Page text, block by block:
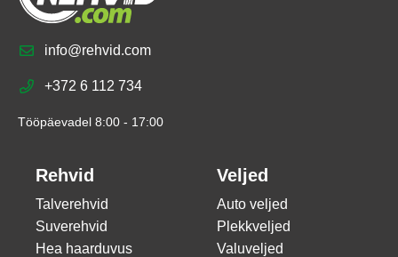
info@rehvid.com
+372 6 112 734
Tööpäevadel 8:00 - 17:00
Rehvid
Talverehvid
Suverehvid
Hea haarduvus
Veljed
Auto veljed
Plekkveljed
Valuveljed